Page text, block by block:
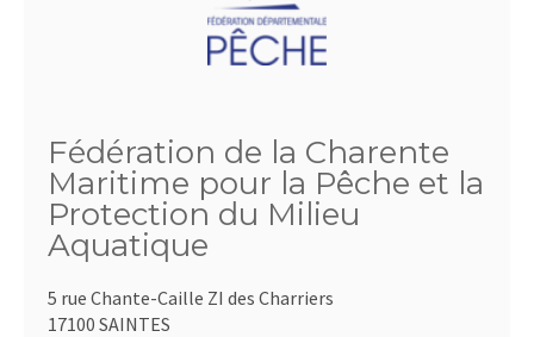
Fédération de la Charente
Maritime pour la Pêche et la
Protection du Milieu
Aquatique
5 rue Chante-Caille ZI des Charriers
17100 SAINTES